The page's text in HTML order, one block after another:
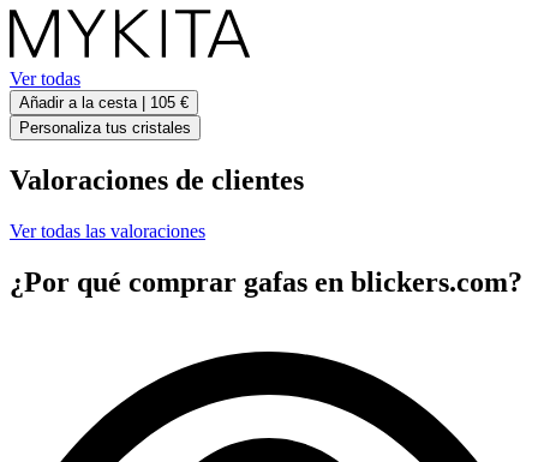
Ver todas
Añadir a la cesta | 105 €
Personaliza tus cristales
Valoraciones de clientes
Ver todas las valoraciones
¿Por qué comprar gafas en blickers.com?